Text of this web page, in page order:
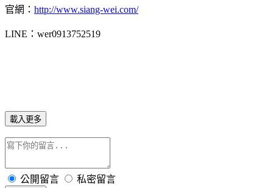
官網： http://www.siang-wei.com/
LINE：wer0913752519
載入更多
公開留言 私密留言